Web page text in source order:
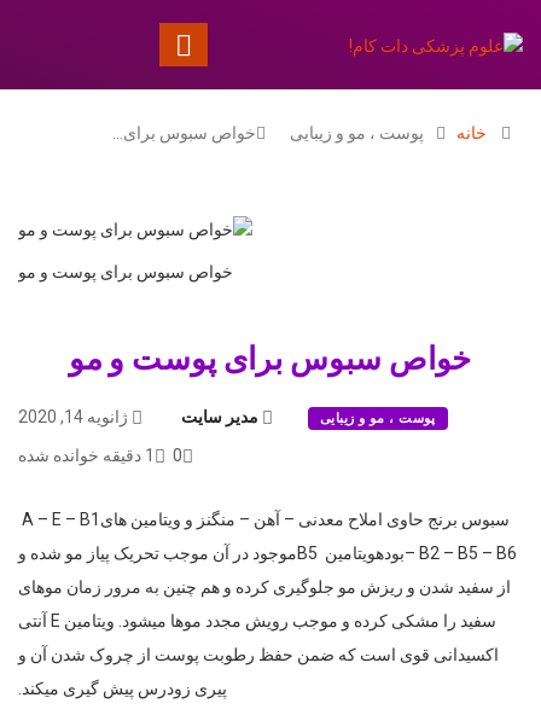
خانه پوست ، مو و زیبایی خواص سبوس برای…
خواص سبوس برای پوست و مو
خواص سبوس برای پوست و مو
پوست ، مو و زیبایی مدیر سایت
ژانویه 14, 2020
0
1 دقیقه خوانده شده
سبوس برنج حاوی املاح معدنی – آهن – منگنز و ویتامین های A – E – B1
– B2 – B5 – B6بودهویتامین B5موجود در آن موجب تحریک پیاز مو شده و
از سفید شدن و ریزش مو جلوگیری کرده و هم چنین به مرور زمان موهای
سفید را مشکی کرده و موجب رویش مجدد موها میشود. ویتامین E آنتی
اکسیدانی قوی است که ضمن حفظ رطوبت پوست از چروک شدن آن و
پیری زودرس پیش گیری میکند.